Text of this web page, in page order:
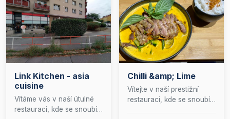
nabídka piv zahrnuje
oblíbenou 12° Plzeň a
místní favority 10° a 11°
Braník. V letních měsících
si můžete vychutnat naše
pokrmy a nápoje v
venkovní zahrádky. Přijďte
a zažijte jedinečný
gastronomický zážitek!
vychutnat autentické
chutě v příjemném
prostředí, které je ideální
pro rodinná setkání i
přátelské posezení.&quot;
Link Kitchen - asia
cuisine
Vítáme vás v naší útulné
restauraci, kde se snoubí
Chilli &amp; Lime
Vítejte v naší prestižní
restauraci, kde se snoubí